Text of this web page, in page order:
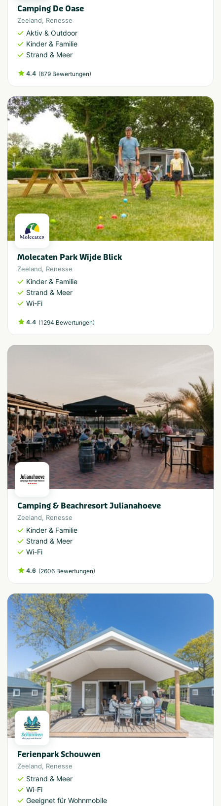
Camping De Oase
Zeeland, Renesse
Aktiv & Outdoor
Kinder & Familie
Strand & Meer
4.4 (879 Bewertungen)
Molecaten Park Wijde Blick
Zeeland, Renesse
Kinder & Familie
Strand & Meer
Wi-Fi
4.4 (1294 Bewertungen)
Camping & Beachresort Julianahoeve
Zeeland, Renesse
Kinder & Familie
Strand & Meer
Wi-Fi
4.6 (2606 Bewertungen)
Ferienpark Schouwen
Zeeland, Renesse
Strand & Meer
Wi-Fi
Geeignet für Wohnmobile